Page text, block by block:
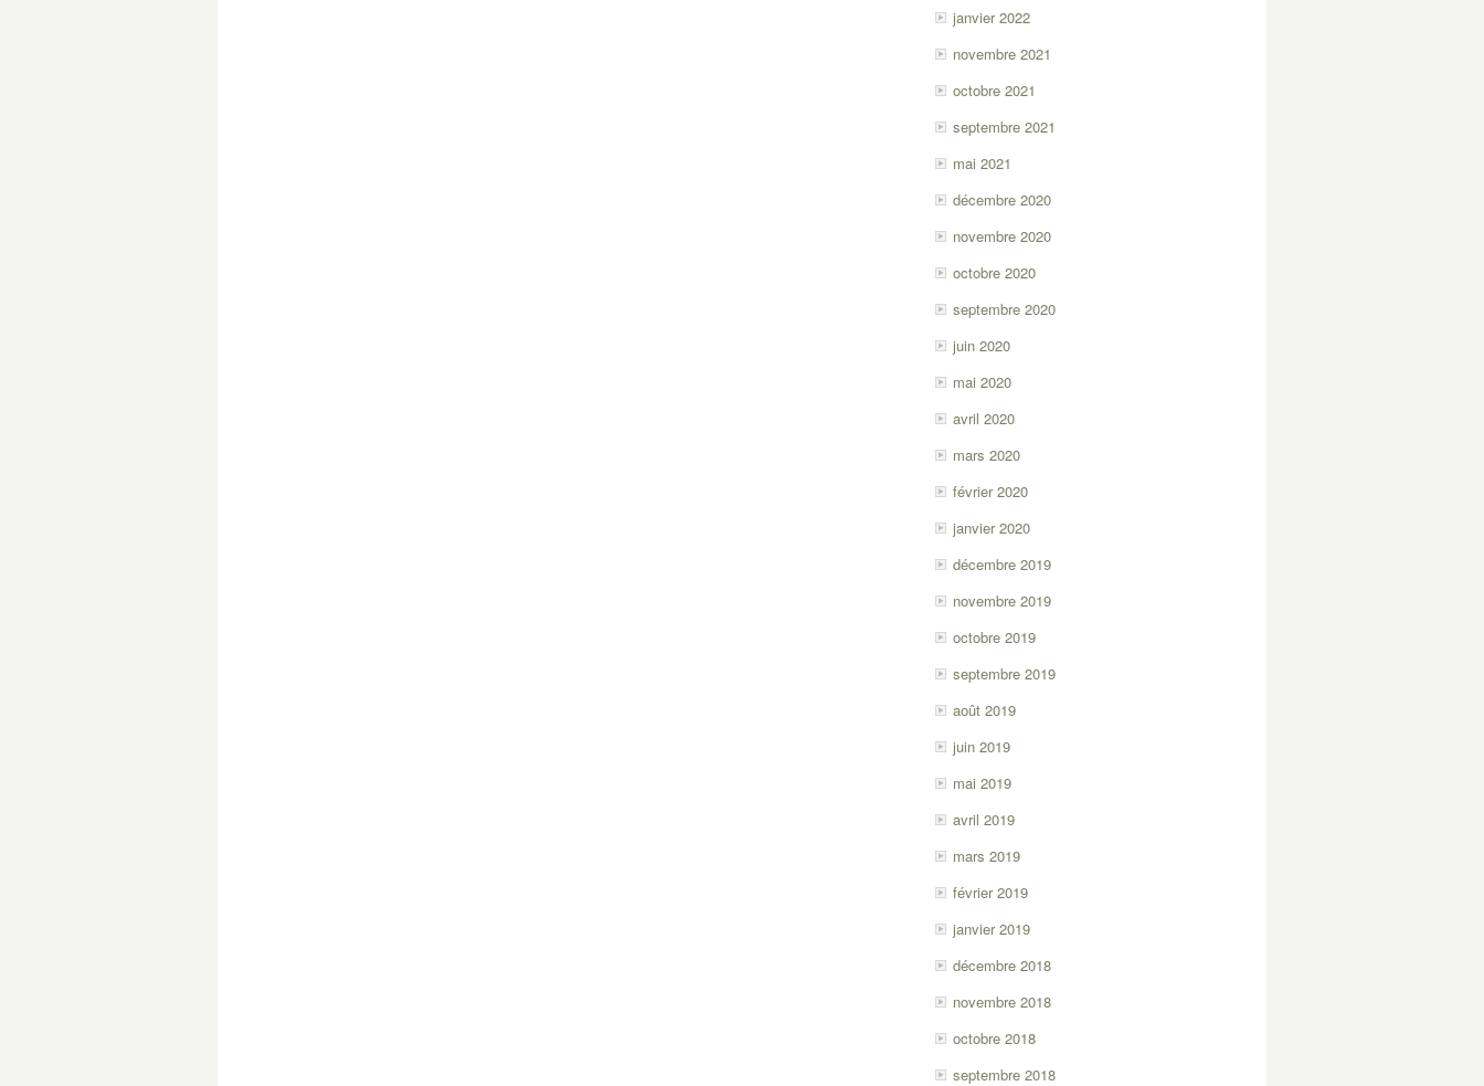
janvier 2022
novembre 2021
octobre 2021
septembre 2021
mai 2021
décembre 2020
novembre 2020
octobre 2020
septembre 2020
juin 2020
mai 2020
avril 2020
mars 2020
février 2020
janvier 2020
décembre 2019
novembre 2019
octobre 2019
septembre 2019
août 2019
juin 2019
mai 2019
avril 2019
mars 2019
février 2019
janvier 2019
décembre 2018
novembre 2018
octobre 2018
septembre 2018